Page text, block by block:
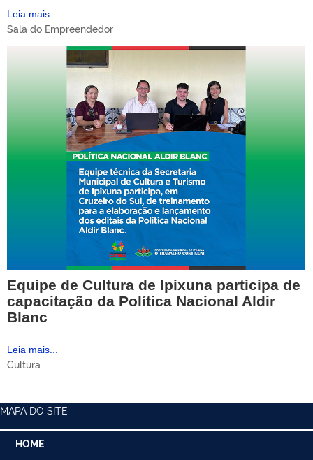
Leia mais...
Sala do Empreendedor
Equipe de Cultura de Ipixuna participa de
capacitação da Política Nacional Aldir
Blanc
Leia mais...
Cultura
MAPA DO SITE
HOME